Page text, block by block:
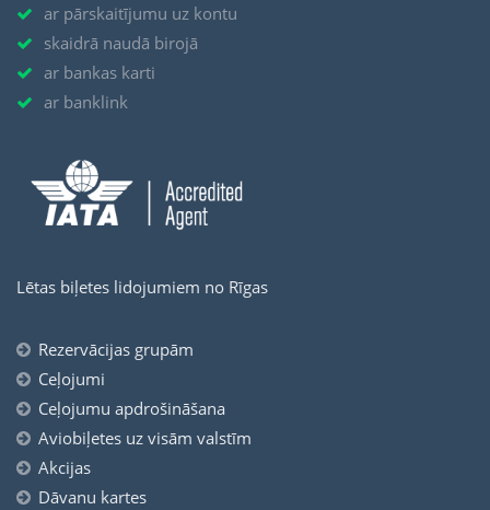
ar pārskaitījumu uz kontu
skaidrā naudā birojā
ar bankas karti
ar banklink
Lētas biļetes lidojumiem no Rīgas
Rezervācijas grupām
Ceļojumi
Ceļojumu apdrošināšana
Aviobiļetes uz visām valstīm
Akcijas
Dāvanu kartes